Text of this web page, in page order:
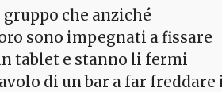
che anziché
sono impegnati a fissare
tablet e stanno li fermi
di un bar a far freddare